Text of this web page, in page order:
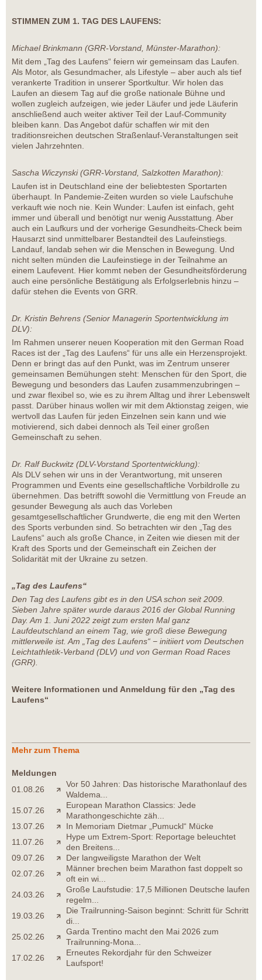
STIMMEN ZUM 1. TAG DES LAUFENS:
Michael Brinkmann (GRR-Vorstand, Münster-Marathon):
Mit dem „Tag des Laufens“ feiern wir gemeinsam das Laufen.
Als Motor, als Gesundmacher, als Lifestyle – aber auch als tief
verankerte Tradition in unserer Sportkultur. Wir holen das
Laufen an diesem Tag auf die große nationale Bühne und
wollen zugleich aufzeigen, wie jeder Läufer und jede Läuferin
anschließend auch weiter aktiver Teil der Lauf-Community
bleiben kann. Das Angebot dafür schaffen wir mit den
traditionsreichen deutschen Straßenlauf-Veranstaltungen seit
vielen Jahrzehnten.
Sascha Wiczynski (GRR-Vorstand, Salzkotten Marathon):
Laufen ist in Deutschland eine der beliebtesten Sportarten
überhaupt. In Pandemie-Zeiten wurden so viele Laufschuhe
verkauft wie noch nie. Kein Wunder: Laufen ist einfach, geht
immer und überall und benötigt nur wenig Ausstattung. Aber
auch ein Laufkurs und der vorherige Gesundheits-Check beim
Hausarzt sind unmittelbarer Bestandteil des Laufeinstiegs.
Landauf, landab sehen wir die Menschen in Bewegung. Und
nicht selten münden die Laufeinstiege in der Teilnahme an
einem Laufevent. Hier kommt neben der Gesundheitsförderung
auch eine persönliche Bestätigung als Erfolgserlebnis hinzu –
dafür stehen die Events von GRR.
Dr. Kristin Behrens (Senior Managerin Sportentwicklung im
DLV):
Im Rahmen unserer neuen Kooperation mit den German Road
Races ist der „Tag des Laufens“ für uns alle ein Herzensprojekt.
Denn er bringt das auf den Punkt, was im Zentrum unserer
gemeinsamen Bemühungen steht: Menschen für den Sport, die
Bewegung und besonders das Laufen zusammenzubringen –
und zwar flexibel so, wie es zu ihrem Alltag und ihrer Lebenswelt
passt. Darüber hinaus wollen wir mit dem Aktionstag zeigen, wie
wertvoll das Laufen für jeden Einzelnen sein kann und wie
motivierend, sich dabei dennoch als Teil einer großen
Gemeinschaft zu sehen.
Dr. Ralf Buckwitz (DLV-Vorstand Sportentwicklung):
Als DLV sehen wir uns in der Verantwortung, mit unseren
Programmen und Events eine gesellschaftliche Vorbildrolle zu
übernehmen. Das betrifft sowohl die Vermittlung von Freude an
gesunder Bewegung als auch das Vorleben
gesamtgesellschaftlicher Grundwerte, die eng mit den Werten
des Sports verbunden sind. So betrachten wir den „Tag des
Laufens“ auch als große Chance, in Zeiten wie diesen mit der
Kraft des Sports und der Gemeinschaft ein Zeichen der
Solidarität mit der Ukraine zu setzen.
„Tag des Laufens“
Den Tag des Laufens gibt es in den USA schon seit 2009.
Sieben Jahre später wurde daraus 2016 der Global Running
Day. Am 1. Juni 2022 zeigt zum ersten Mal ganz
Laufdeutschland an einem Tag, wie groß diese Bewegung
mittlerweile ist. Am „Tag des Laufens“ − initiiert vom Deutschen
Leichtathletik-Verband (DLV) und von German Road Races
(GRR).
Weitere Informationen und Anmeldung für den „Tag des
Laufens“
Mehr zum Thema
Meldungen
01.08.26
Vor 50 Jahren: Das historische Marathonlauf des
Waldema...
15.07.26
European Marathon Classics: Jede
Marathongeschichte zäh...
13.07.26
In Memoriam Dietmar „Pumuckl“ Mücke
11.07.26
Hype um Extrem-Sport: Reportage beleuchtet
den Breitens...
09.07.26
Der langweiligste Marathon der Welt
02.07.26
Männer brechen beim Marathon fast doppelt so
oft ein wi...
24.03.26
Große Laufstudie: 17,5 Millionen Deutsche laufen
regelm...
19.03.26
Die Trailrunning-Saison beginnt: Schritt für Schritt
di...
25.02.26
Garda Trentino macht den Mai 2026 zum
Trailrunning-Mona...
17.02.26
Erneutes Rekordjahr für den Schweizer
Laufsport!